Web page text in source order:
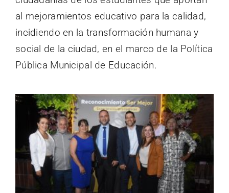
al mejoramientos educativo para la calidad,
incidiendo en la transformación humana y
social de la ciudad, en el marco de la Política
Pública Municipal de Educación.